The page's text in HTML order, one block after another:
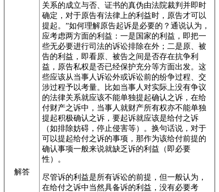
解答
关系的成立与否、证书的真伪由法院裁判并即时
确定，对于原告有法律上的利益时，原告才可以
提起。”如何理解原告起诉是必要的？通说认为，
应考虑两方面的利益：一是国家的利益，即把一
些无必要进行司法的诉讼排除在外；二是原、被
告的利益，即看原、被告之间是否存在抗争利
益，原告私权是否已经保护充分等方面出发。这
些应该从当事人诉讼外或诉讼前的纷争过程、交
涉过程予以考量。比如当事人对实际上没有争议
的法律关系就应该不能单独提起确认之诉，在给
付财产之诉中，当事人就财产所有权亦不能单独
提起积极确认之诉，要起诉就应该是给付之诉
（如排除妨碍，停止侵害等）。换句话说，对于
可以提起给付之诉的事项，那作为该给付前提的
确认事项一般来说就缺乏诉的利益（即必要
性）。
尽管诉的利益是所有诉讼的前提，但一般认为，
在给付之诉中当然具备诉的利益，没有必要考